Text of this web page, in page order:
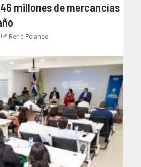
millones de mercancías
Rene Polanco